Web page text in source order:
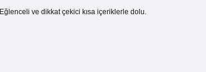
Eğlenceli ve dikkat çekici kısa içeriklerle dolu.